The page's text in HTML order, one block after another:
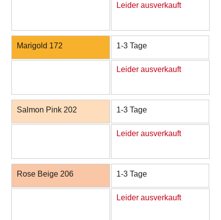
Leider ausverkauft
Marigold 172 1-3 Tage
Leider ausverkauft
Salmon Pink 202 1-3 Tage
Leider ausverkauft
Rose Beige 206 1-3 Tage
Leider ausverkauft